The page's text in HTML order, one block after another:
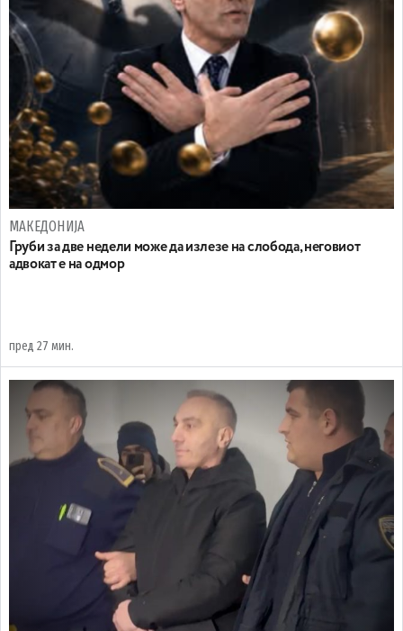
МАКЕДОНИЈА
Груби за две недели може да излезе на слобода, неговиот
адвокат е на одмор
пред 27 мин.